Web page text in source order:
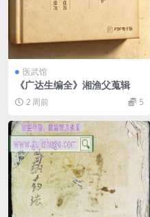
医武馆
《广达生编全》湘渔父蒐辑
2 周前 5